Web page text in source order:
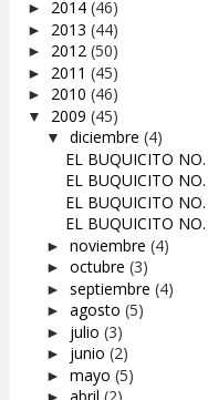
► 2014 (46)
► 2013 (44)
► 2012 (50)
► 2011 (45)
► 2010 (46)
▼ 2009 (45)
▼ diciembre (4)
EL BUQUICITO
EL BUQUICITO NO.
EL BUQUICITO
EL BUQUICITO
► noviembre (4)
► octubre (3)
► septiembre (4)
► agosto (5)
► julio (3)
► junio (2)
► mayo (5)